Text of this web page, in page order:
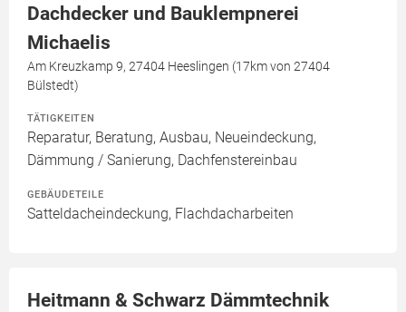
Dachdecker und Bauklempnerei
Michaelis
Am Kreuzkamp 9, 27404 Heeslingen (17km von 27404
Bülstedt)
TÄTIGKEITEN
Reparatur, Beratung, Ausbau, Neueindeckung,
Dämmung / Sanierung, Dachfenstereinbau
GEBÄUDETEILE
Satteldacheindeckung, Flachdacharbeiten
Heitmann & Schwarz Dämmtechnik